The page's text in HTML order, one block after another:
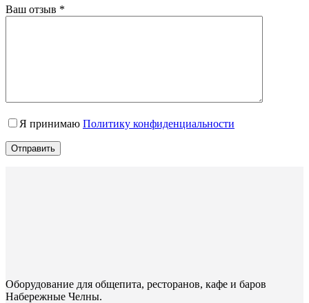
Ваш отзыв *
Я принимаю Политику конфиденциальности
Отправить
Оборудование для общепита, ресторанов, кафе и баров
Набережные Челны.